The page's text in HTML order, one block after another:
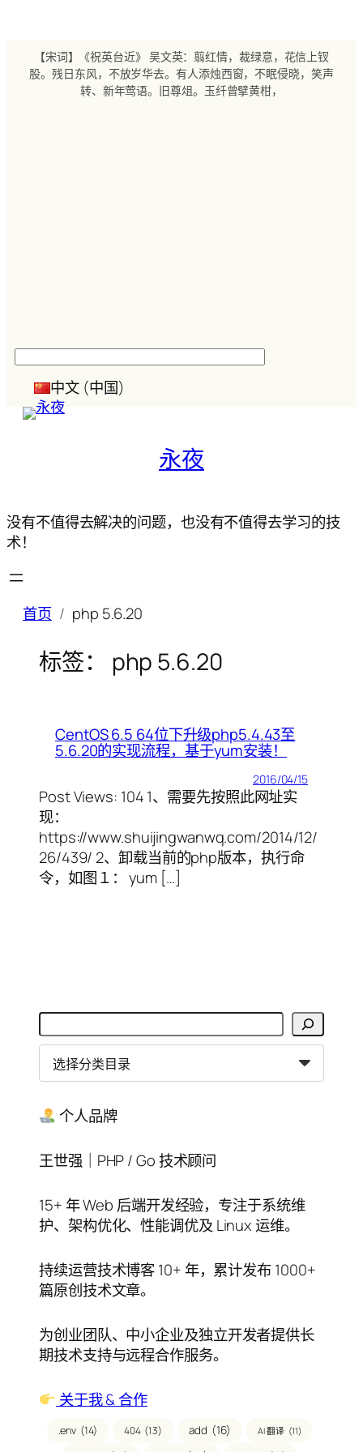
【宋词】《祝英台近》 吴文英：翦红情，裁绿意，花信上钗
股。残日东风，不放岁华去。有人添烛西窗，不眠侵晓，笑声
转、新年莺语。旧尊俎。玉纤曾擘黄柑，
中文 (中国)
永夜
没有不值得去解决的问题，也没有不值得去学习的技
术！
首页 php 5.6.20
标签： php 5.6.20
CentOS 6.5 64位下升级php5.4.43至
5.6.20的实现流程，基于yum安装！
2016/04/15
Post Views: 104 1、需要先按照此网址实
现：
https://www.shuijingwanwq.com/2014/12/
26/439/ 2、卸载当前的php版本，执行命
令，如图１： yum […]
搜
索
分
录 个人品牌
王世强｜PHP / Go 技术顾问
15+ 年 Web 后端开发经验，专注于系统维
护、架构优化、性能调优及 Linux 运维。
持续运营技术博客 10+ 年，累计发布 1000+
篇原创技术文章。
为创业团队、中小企业及独立开发者提供长
期技术支持与远程合作服务。
关于我 & 合作
.env (14) 404 (13) add (16) AI 翻译 (11)